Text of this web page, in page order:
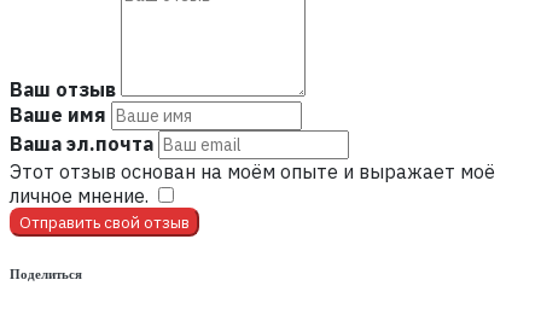
Ваш отзыв
Ваше имя
Ваша эл.почта
Этот отзыв основан на моём опыте и выражает моё
личное мнение.
Отправить свой отзыв
Поделиться